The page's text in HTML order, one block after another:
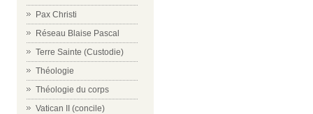
Pax Christi
Réseau Blaise Pascal
Terre Sainte (Custodie)
Théologie
Théologie du corps
Vatican II (concile)